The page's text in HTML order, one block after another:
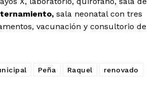
sala neonatal con tres
vacunación y consultorio de
Peña Raquel
renovado